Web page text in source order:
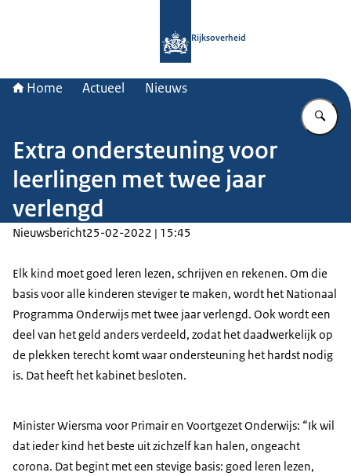
Rijksoverheid
Home Actueel Nieuws
Extra ondersteuning voor
leerlingen met twee jaar
verlengd
Nieuwsbericht25-02-2022 | 15:45
Elk kind moet goed leren lezen, schrijven en rekenen. Om die
basis voor alle kinderen steviger te maken, wordt het Nationaal
Programma Onderwijs met twee jaar verlengd. Ook wordt een
deel van het geld anders verdeeld, zodat het daadwerkelijk op
de plekken terecht komt waar ondersteuning het hardst nodig
is. Dat heeft het kabinet besloten.
Minister Wiersma voor Primair en Voortgezet Onderwijs: “Ik wil
dat ieder kind het beste uit zichzelf kan halen, ongeacht
corona. Dat begint met een stevige basis: goed leren lezen,